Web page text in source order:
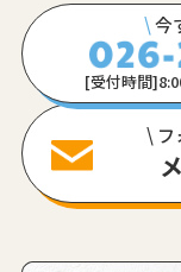
\今
[受付時間
\ フ